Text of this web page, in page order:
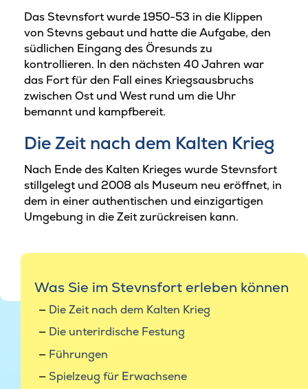
Das Stevnsfort wurde 1950-53 in die Klippen
von Stevns gebaut und hatte die Aufgabe, den
südlichen Eingang des Öresunds zu
kontrollieren. In den nächsten 40 Jahren war
das Fort für den Fall eines Kriegsausbruchs
zwischen Ost und West rund um die Uhr
bemannt und kampfbereit.
Die Zeit nach dem Kalten Krieg
Nach Ende des Kalten Krieges wurde Stevnsfort
stillgelegt und 2008 als Museum neu eröffnet, in
dem in einer authentischen und einzigartigen
Umgebung in die Zeit zurückreisen kann.
Was Sie im Stevnsfort erleben können
Die Zeit nach dem Kalten Krieg
Die unterirdische Festung
Führungen
Spielzeug für Erwachsene